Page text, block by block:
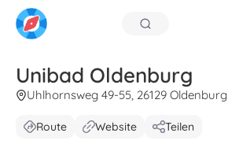
Unibad Oldenburg
Uhlhornsweg 49-55, 26129 Oldenburg
Route Website Teilen